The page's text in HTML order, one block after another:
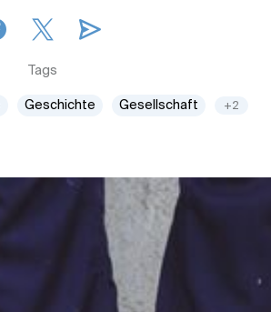
Tags
Geschichte Gesellschaft +2